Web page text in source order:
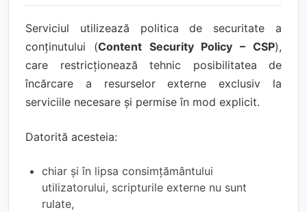
Serviciul utilizează politica de securitate a
conținutului (Content Security Policy – CSP),
care restricționează tehnic posibilitatea de
încărcare a resurselor externe exclusiv la
serviciile necesare și permise în mod explicit.
Datorită acesteia:
chiar și în lipsa consimțământului
utilizatorului, scripturile externe nu sunt
rulate,